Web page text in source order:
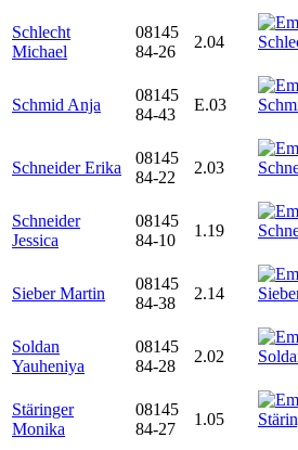
Schlecht
Michael
08145
84-26
2.04
Schmid Anja
08145
84-43
E.03
Schneider Erika
08145
84-22
2.03
Schneider
Jessica
08145
84-10
1.19
Sieber Martin
08145
84-38
2.14
Soldan
Yauheniya
08145
84-28
2.02
Stäringer
Monika
08145
84-27
1.05